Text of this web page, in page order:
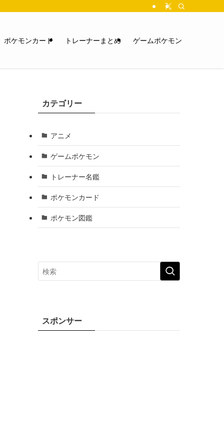
ポケモンカード トレーナーまとめ ゲームポケモン
カテゴリー
アニメ
ゲームポケモン
トレーナー名鑑
ポケモンカード
ポケモン図鑑
スポンサー